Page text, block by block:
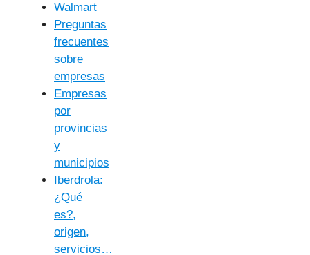
Walmart
Preguntas
frecuentes
sobre
empresas
Empresas
por
provincias
y
municipios
Iberdrola:
¿Qué
es?,
origen,
servicios…